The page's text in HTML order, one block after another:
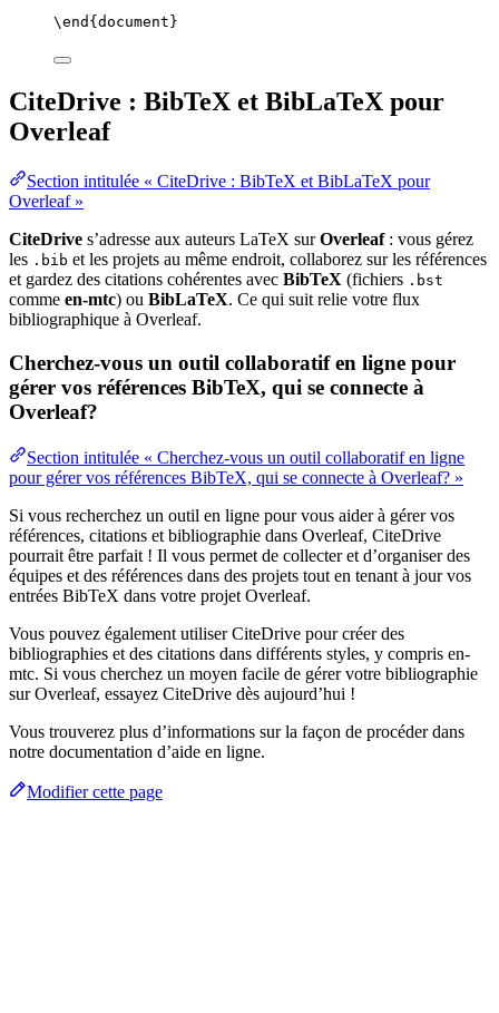
\end { document }
CiteDrive : BibTeX et BibLaTeX pour
Overleaf
Section intitulée « CiteDrive : BibTeX et BibLaTeX pour
Overleaf »
CiteDrive s’adresse aux auteurs LaTeX surOverleaf: vous gérez
les .bib et les projets au même endroit, collaborez sur les références
et gardez des citations cohérentes avec BibTeX (fichiers .bst
comme en-mtc) ou BibLaTeX. Ce qui suit relie votre flux
bibliographique à Overleaf.
Cherchez-vous un outil collaboratif en ligne pour
gérer vos références BibTeX, qui se connecte à
Overleaf?
Section intitulée « Cherchez-vous un outil collaboratif en ligne
pour gérer vos références BibTeX, qui se connecte à Overleaf? »
Si vous recherchez un outil en ligne pour vous aider à gérer vos
références, citations et bibliographie dans Overleaf, CiteDrive
pourrait être parfait ! Il vous permet de collecter et d’organiser des
équipes et des références dans des projets tout en tenant à jour vos
entrées BibTeX dans votre projet Overleaf.
Vous pouvez également utiliser CiteDrive pour créer des
bibliographies et des citations dans différents styles, y compris en-
mtc. Si vous cherchez un moyen facile de gérer votre bibliographie
sur Overleaf, essayez CiteDrive dès aujourd’hui !
Vous trouverez plus d’informations sur la façon de procéder dans
notre documentation d’aide en ligne.
Modifier cette page